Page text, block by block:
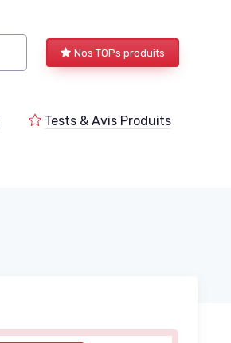
Nos TOPs produits
Tests & Avis Produits